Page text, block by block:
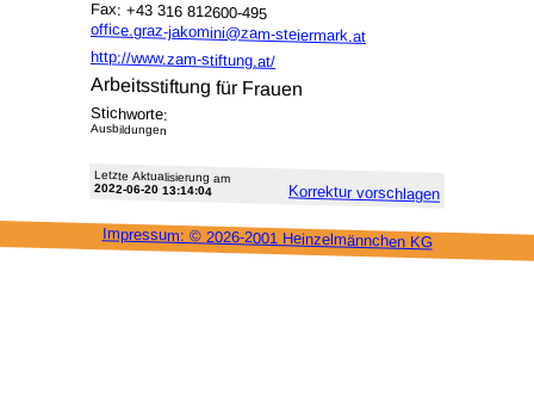
Fax: +43 316 812600-495
office.graz-jakomini@zam-steiermark.at
http://www.zam-stiftung.at/
Arbeitsstiftung für Frauen
Stichworte:
Ausbildungen
Letzte Aktu­alisie­rung am
2022-06-20 13:14:04 Korrektur vor­schlagen
Impressum: © 2026-2001 Heinzel­männchen KG